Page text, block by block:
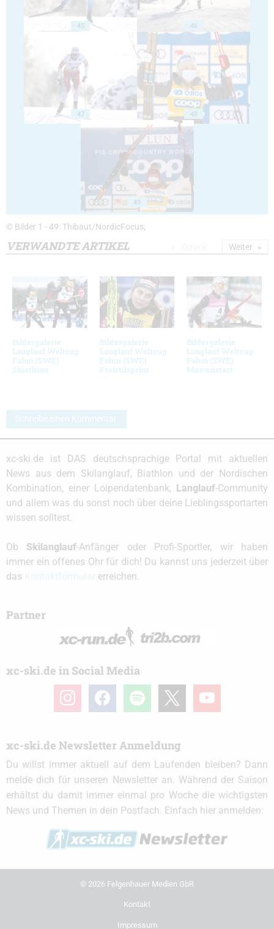
45 46
47 48
49
© Bilder 1 - 49: Thibaut/NordicFocus;
VERWANDTE ARTIKEL
Bildergalerie
Langlauf Weltcup
Falun (SWE)
Skiathlon
Bildergalerie
Langlauf Weltcup
Falun (SWE)
Freistilsprint
Bildergalerie
Langlauf Weltcup
Falun (SWE)
Massenstart
Weiter
Schreibe einen Kommentar
xc-ski.de ist DAS deutschsprachige Portal mit aktuellen
News aus dem Skilanglauf, Biathlon und der Nordischen
Kombination, einer Loipendatenbank,
Langlauf-Community
und allem was du sonst noch über deine Lieblingssportarten
wissen solltest.
Ob Skilanglauf-Anfänger oder Profi-Sportler, wir haben
immer ein offenes Ohr für dich! Du kannst uns jederzeit über
das
erreichen.
Partner
xc-ski.de in Social Media
instagramfacebook spotify youtube
xc-ski.de Newsletter Anmeldung
Du willst immer aktuell auf dem Laufenden bleiben? Dann
melde dich für unseren Newsletter an. Während der Saison
erhältst du damit immer einmal pro Woche die wichtigsten
News und Themen in dein Postfach. Einfach hier anmelden:
© 2026 Felgenhauer Medien GbR
Kontakt
Impressum